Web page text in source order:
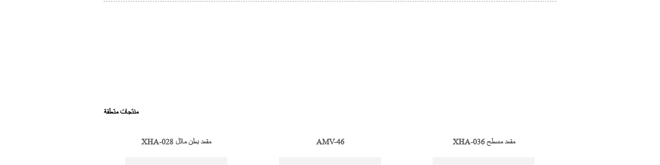
منتجات متعلقة
XHA-028 مقعد بطن مائل AMV-46 XHA-036 مقعد مسطح